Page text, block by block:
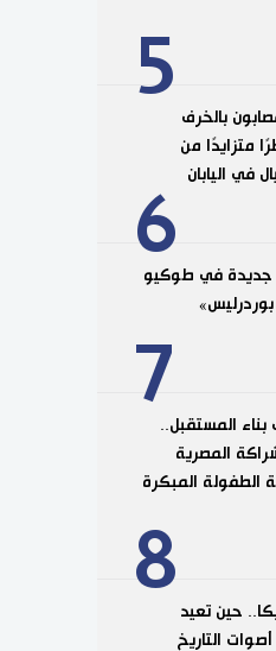
5
6
بالخرف
متزايدًا من
في اليابان
7
جديدة في طوكيو
8
بناء المستقبل..
المصرية
الطفولة المبكرة
حين تعيد
أصوات التاريخ